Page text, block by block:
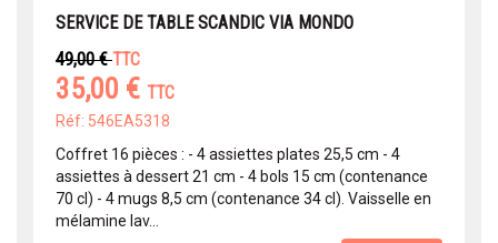
SERVICE DE TABLE SCANDIC VIA MONDO
49,00 €TTC
35,00 € TTC
Réf: 546EA5318
Coffret 16 pièces : - 4 assiettes plates 25,5 cm - 4
assiettes à dessert 21 cm - 4 bols 15 cm (contenance
70 cl) - 4 mugs 8,5 cm (contenance 34 cl). Vaisselle en
mélamine lav...